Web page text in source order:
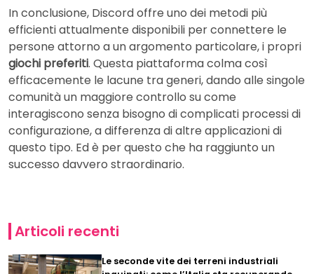
In conclusione, Discord offre uno dei metodi più
efficienti attualmente disponibili per connettere le
persone attorno a un argomento particolare, i propri
giochi preferiti. Questa piattaforma colma così
efficacemente le lacune tra generi, dando alle singole
comunità un maggiore controllo su come
interagiscono senza bisogno di complicati processi di
configurazione, a differenza di altre applicazioni di
questo tipo. Ed è per questo che ha raggiunto un
successo davvero straordinario.
Articoli recenti
Le seconde vite dei terreni industriali